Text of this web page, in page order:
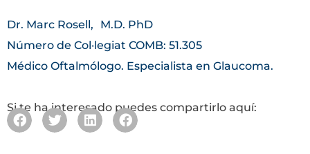
Dr. Marc Rosell,
M.D. PhD
Número de Col·legiat COMB: 51.305
Médico Oftalmólogo. Especialista en Glaucoma.
Si te ha interesado puedes compartirlo aquí: